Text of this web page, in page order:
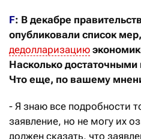
F: В декабре
опубликовали список
дедолларизацию
Насколько
Что еще, по вашему
- Я знаю все подробности
заявление, но не могу их
должен сказать, что